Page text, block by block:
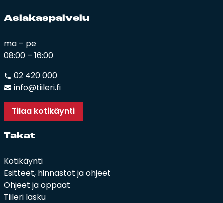
Asia­kas­pal­ve­lu
ma – pe
08:00 – 16:00
02 420 000
info@tiileri.fi
Tilaa kotikäynti
Ta­kat
Kotikäynti
Esitteet, hinnastot ja ohjeet
Ohjeet ja oppaat
Tiileri lasku